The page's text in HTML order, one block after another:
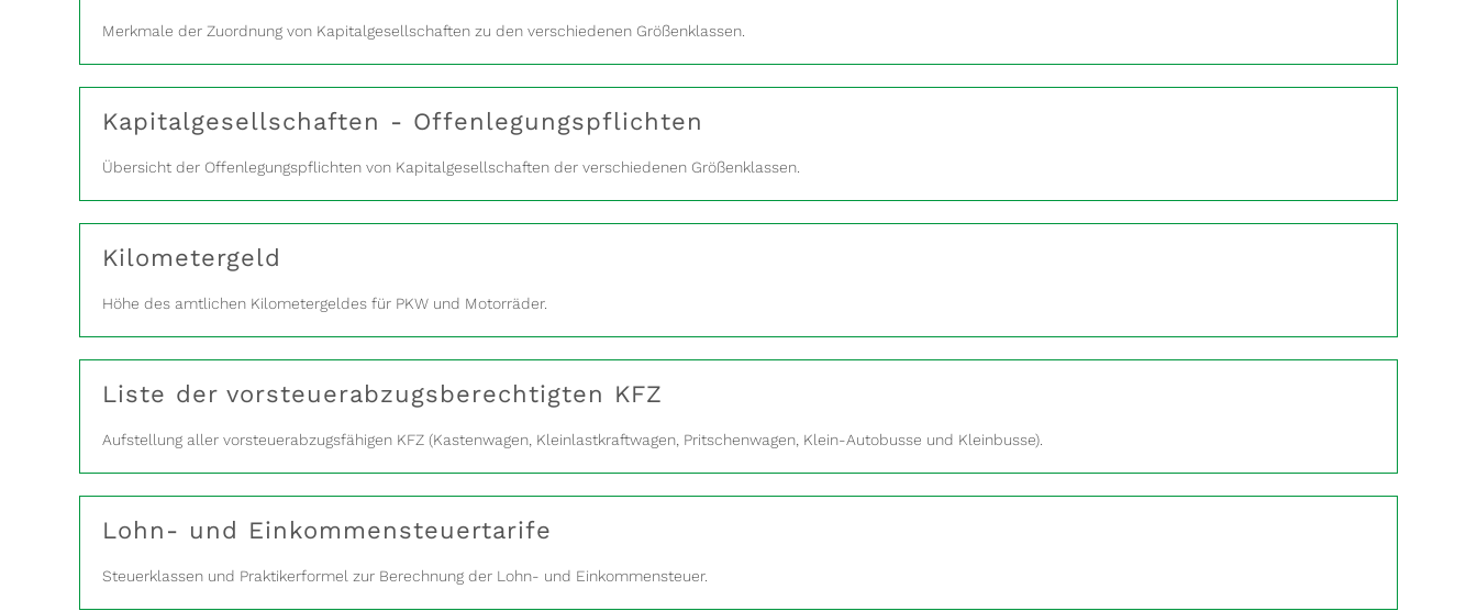
Merkmale der Zuordnung von Kapitalgesellschaften zu den verschiedenen Größenklassen.
Kapitalgesellschaften - Offenlegungspflichten
Übersicht der Offenlegungspflichten von Kapitalgesellschaften der verschiedenen Größenklassen.
Kilometergeld
Höhe des amtlichen Kilometergeldes für PKW und Motorräder.
Liste der vorsteuerabzugsberechtigten KFZ
Aufstellung aller vorsteuerabzugsfähigen KFZ (Kastenwagen, Kleinlastkraftwagen, Pritschenwagen, Klein-Autobusse und Kleinbusse).
Lohn- und Einkommensteuertarife
Steuerklassen und Praktikerformel zur Berechnung der Lohn- und Einkommensteuer.